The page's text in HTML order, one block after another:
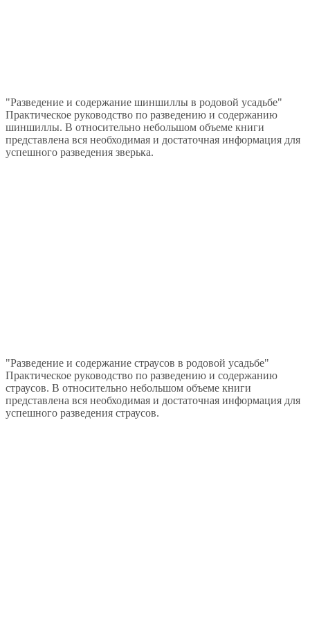
"Разведение и содержание шиншиллы в родовой усадьбе"
Практическое руководство по разведению и содержанию
шиншиллы. В относительно небольшом объеме книги
представлена вся необходимая и достаточная информация для
успешного разведения зверька.
"Разведение и содержание страусов в родовой усадьбе"
Практическое руководство по разведению и содержанию
страусов. В относительно небольшом объеме книги
представлена вся необходимая и достаточная информация для
успешного разведения страусов.